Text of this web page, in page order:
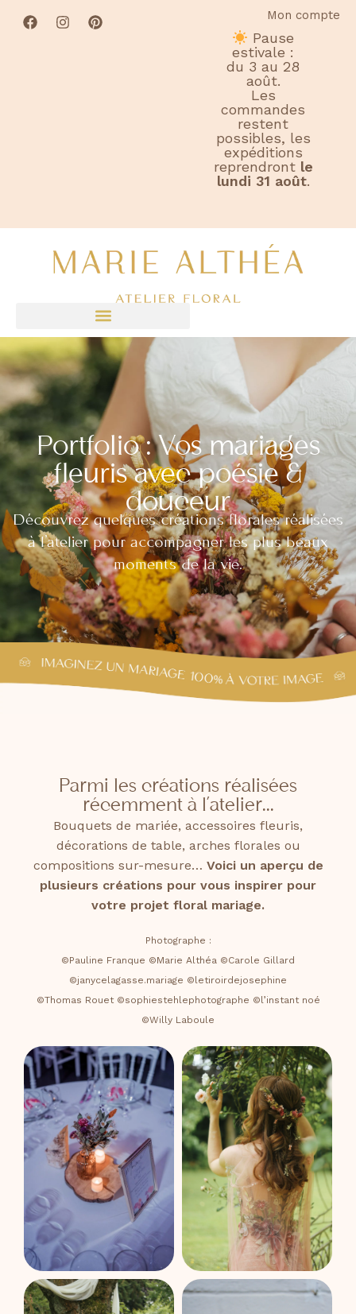
Mon compte
Pause
estivale :
du 3 au 28
août.
Les
commandes
restent
possibles, les
expéditions
reprendront le
lundi 31 août.
Portfolio : Vos mariages
fleuris avec poésie &
douceur
Découvrez quelques créations florales réalisées
à l’atelier pour accompagner les plus beaux
moments de la vie.
Parmi les créations réalisées
récemment à l’atelier...
Bouquets de mariée, accessoires fleuris,
décorations de table, arches florales ou
compositions sur-mesure… Voici un aperçu de
plusieurs créations pour vous inspirer pour
votre projet floral mariage.
Photographe :
©Pauline Franque ©Marie Althéa ©Carole Gillard
©janycelagasse.mariage ©letiroirdejosephine
©Thomas Rouet ©sophiestehlephotographe ©l’instant noé
©Willy Laboule